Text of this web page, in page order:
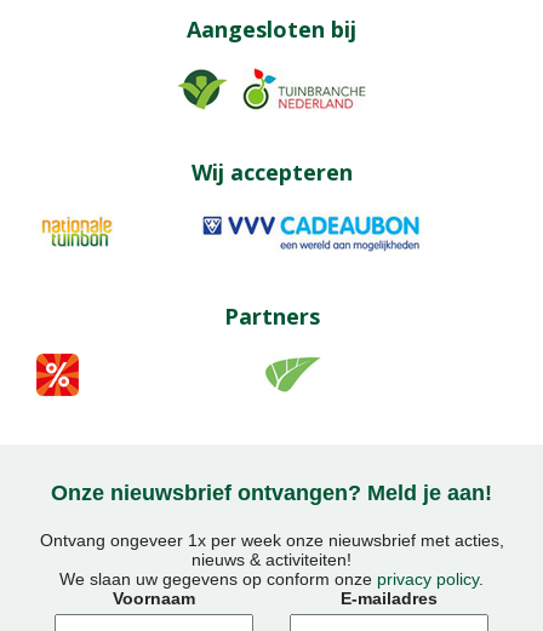
Aangesloten bij
Wij accepteren
Partners
Onze nieuwsbrief ontvangen? Meld je aan!
Ontvang ongeveer 1x per week onze nieuwsbrief met acties,
nieuws & activiteiten!
We slaan uw gegevens op conform onze privacy policy.
Voornaam
E-mailadres